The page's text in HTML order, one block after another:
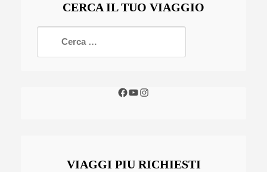
CERCA IL TUO VIAGGIO
VIAGGI PIU RICHIESTI